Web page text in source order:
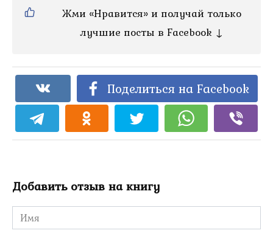
Жми «Нравится» и получай только
лучшие посты в Facebook ↓
Поделиться на Facebook
Добавить отзыв на книгу
Имя
*